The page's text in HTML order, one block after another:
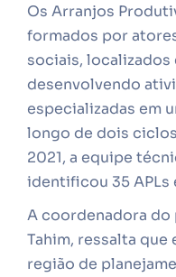
Os Arranjos
formados por
sociais,
desenvolvendo
especializadas em
longo de dois
2021, a equipe
identificou 35 APLs
A coordenadora do
Tahim, ressalta
região de